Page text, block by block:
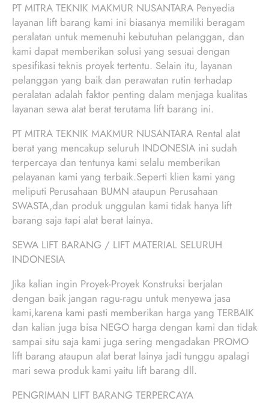
PT MITRA TEKNIK MAKMUR NUSANTARA Penyedia
layanan lift barang kami ini biasanya memiliki beragam
peralatan untuk memenuhi kebutuhan pelanggan, dan
kami dapat memberikan solusi yang sesuai dengan
spesifikasi teknis proyek tertentu. Selain itu, layanan
pelanggan yang baik dan perawatan rutin terhadap
peralatan adalah faktor penting dalam menjaga kualitas
layanan sewa alat berat terutama lift barang ini.
PT MITRA TEKNIK MAKMUR NUSANTARA Rental alat
berat yang mencakup seluruh INDONESIA ini sudah
terpercaya dan tentunya kami selalu memberikan
pelayanan kami yang terbaik.Seperti klien kami yang
meliputi Perusahaan BUMN ataupun Perusahaan
SWASTA,dan produk unggulan kami tidak hanya lift
barang saja tapi alat berat lainya.
SEWA LIFT BARANG / LIFT MATERIAL SELURUH
INDONESIA
Jika kalian ingin Proyek-Proyek Konstruksi berjalan
dengan baik jangan ragu-ragu untuk menyewa jasa
kami,karena kami pasti memberikan harga yang TERBAIK
dan kalian juga bisa NEGO harga dengan kami dan tidak
sampai situ saja kami juga sering mengadakan PROMO
lift barang ataupun alat berat lainya jadi tunggu apalagi
mari sewa produk kami yaitu lift barang dll.
PENGRIMAN LIFT BARANG TERPERCAYA